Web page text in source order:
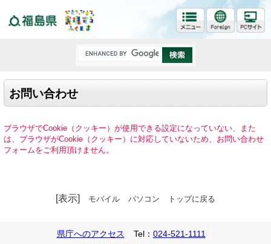
お問い合わせ
ブラウザでCookie（クッキー）が使用できる設定になっていない、また
は、ブラウザがCookie（クッキー）に対応していないため、お問い合わせ
フォームをご利用頂けません。
[表示] モバイル パソコン トップに戻る
県庁へのアクセス Tel： 024-521-1111